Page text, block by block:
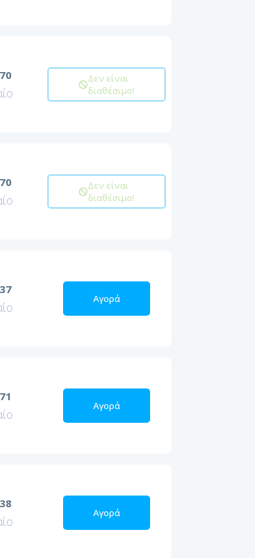
Δεν είναι
διαθέσιμο!
Δεν είναι
διαθέσιμο!
Αγορά
Αγορά
Αγορά